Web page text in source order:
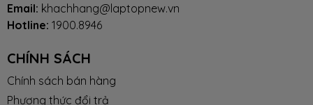
Email: khachhang@laptopnew.vn
Hotline: 1900.8946
CHÍNH SÁCH
Chính sách bán hàng
Phương thức đổi trả